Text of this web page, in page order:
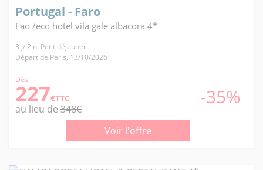
Portugal - Faro
Fao /eco hotel vila gale albacora 4*
3 j/ 2 n, Petit déjeuner
Départ de Paris, 13/10/2026
Dès
227€TTC -35%
au lieu de 348€
Voir l'offre